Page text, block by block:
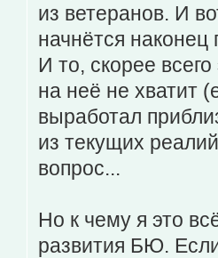
из ветеранов. И
начнётся
И то, скорее
на неё не хватит
выработал
из текущих
вопрос...
Но к чему я это
развития БЮ.